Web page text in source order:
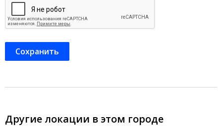
Другие локации в этом городе